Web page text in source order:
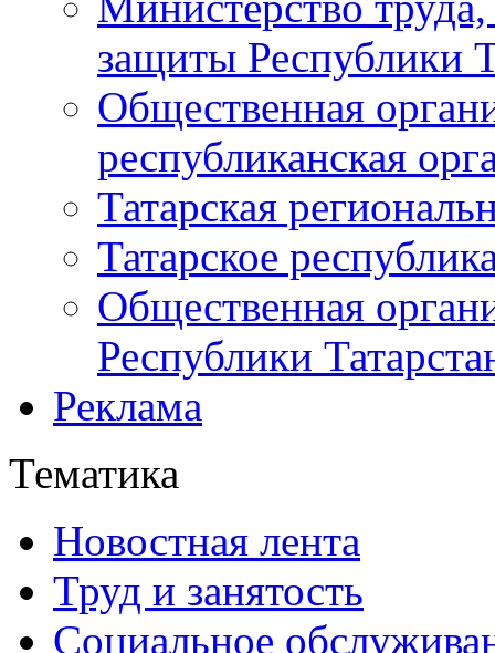
защиты Республики
Общественная
республиканская
Татарская
Татарское
Общественная
Республики
Реклама
Тематика
Новостная лента
Труд и занятость
Социальное